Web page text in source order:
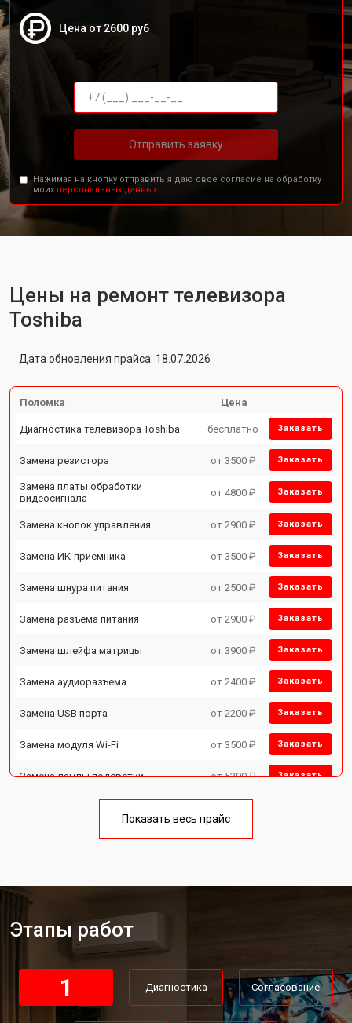
Цена от 2600 руб
Отправить заявку
Нажимая на кнопку отправить я даю свое согласие на обработку
моих персональных данных.
Цены на ремонт телевизора
Toshiba
Дата обновления прайса: 18.07.2026
Поломка Цена
Диагностика телевизора Toshiba бесплатно Заказать
Замена резистора от 3500 ₽ Заказать
Замена платы обработки
видеосигнала
от 4800 ₽ Заказать
Замена кнопок управления от 2900 ₽ Заказать
Замена ИК-приемника от 3500 ₽ Заказать
Замена шнура питания от 2500 ₽ Заказать
Замена разъема питания от 2900 ₽ Заказать
Замена шлейфа матрицы от 3900 ₽ Заказать
Замена аудиоразъема от 2400 ₽ Заказать
Замена USB порта от 2200 ₽ Заказать
Замена модуля Wi-Fi от 3500 ₽ Заказать
Замена лампы подсветки от 5200 ₽ Заказать
Замена блока питания от 3700 ₽
Прошивка телевизора Toshiba
Замена трансформаторов
Показать весь прайс
Этапы работ
1 Диагностика Согласование